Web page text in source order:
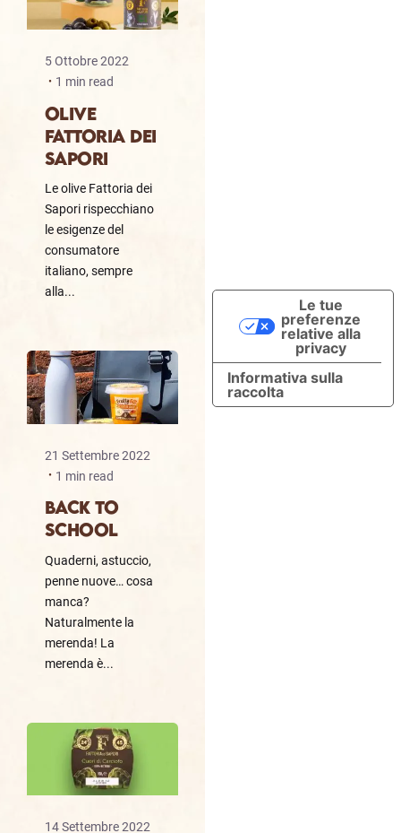
5 Ottobre 2022
1 min read
OLIVE
FATTORIA DEI
SAPORI
Le olive Fattoria dei
Sapori rispecchiano
le esigenze del
consumatore
italiano, sempre
alla...
21 Settembre 2022
1 min read
BACK TO
SCHOOL
Quaderni, astuccio,
penne nuove… cosa
manca?
Naturalmente la
merenda! La
merenda è...
14 Settembre 2022
Informativa sulla
raccolta
Le tue
preferenze
relative alla
privacy